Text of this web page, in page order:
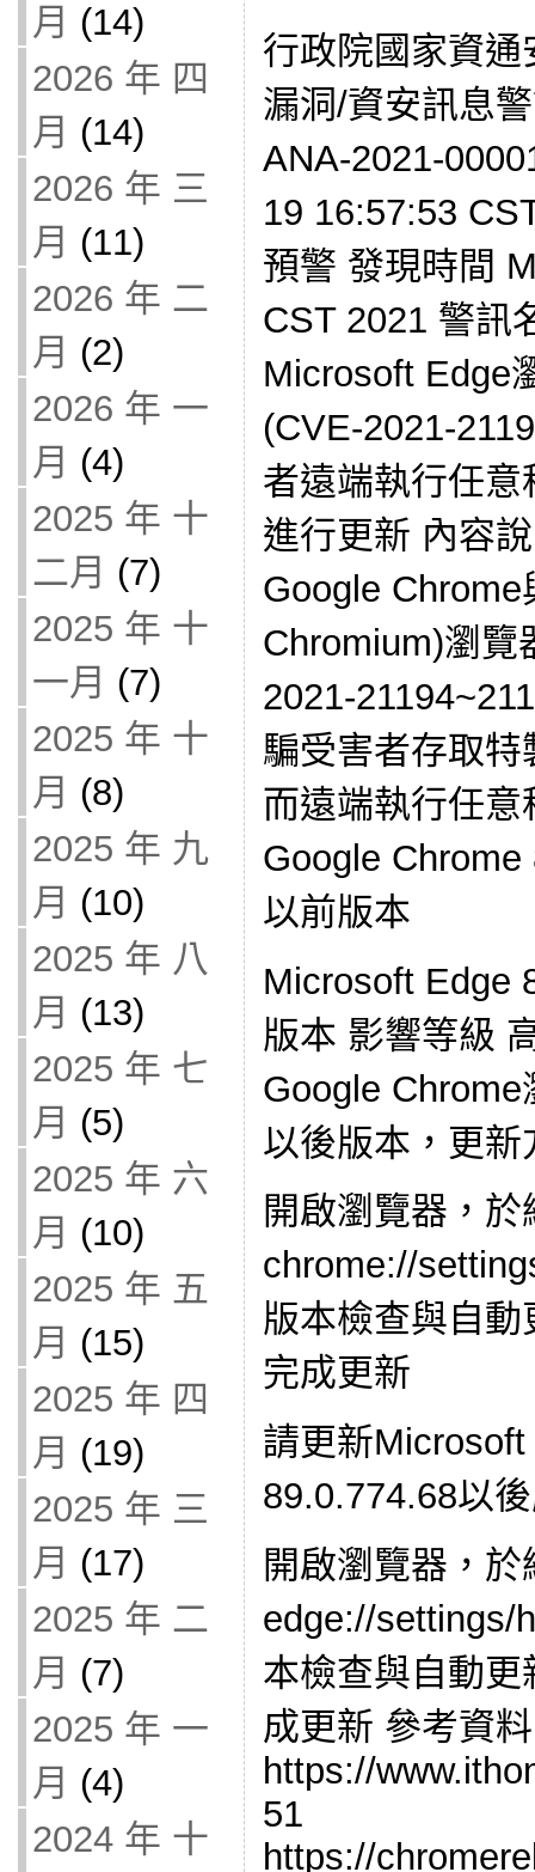
月 (14)
2026 年 四
月 (14)
2026 年 三
月 (11)
2026 年 二
月 (2)
2026 年 一
月 (4)
2025 年 十
二月 (7)
2025 年 十
一月 (7)
2025 年 十
月 (8)
2025 年 九
月 (10)
2025 年 八
月 (13)
2025 年 七
月 (5)
2025 年 六
月 (10)
2025 年 五
月 (15)
2025 年 四
月 (19)
2025 年 三
月 (17)
2025 年 二
月 (7)
2025 年 一
月 (4)
2024 年 十
行政院國家資
漏洞/資安訊息
ANA-2021-
19 16:57:53
預警 發現時間
CST 2021 警訊
Microsoft Edge
(CVE-2021-
者遠端執行任
進行更新 內容
Google
Chromium)瀏覽
2021-
騙受害者存取
而遠端執行任
Google
以前版本
Microsoft Edge
版本 影響等級
Google
以後版本，更新
開啟瀏覽器，
chrome://
版本檢查與自
完成更新
請更新
89.0.774.68以
開啟瀏覽器，
edge://settings/
本檢查與自動
成更新 參考資料
https://
51
https://